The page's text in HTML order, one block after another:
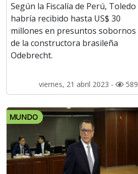
Según la Fiscalía de Perú, Toledo
habría recibido hasta US$ 30
millones en presuntos sobornos
de la constructora brasileña
Odebrecht.
viernes, 21 abril 2023 - 589
MUNDO